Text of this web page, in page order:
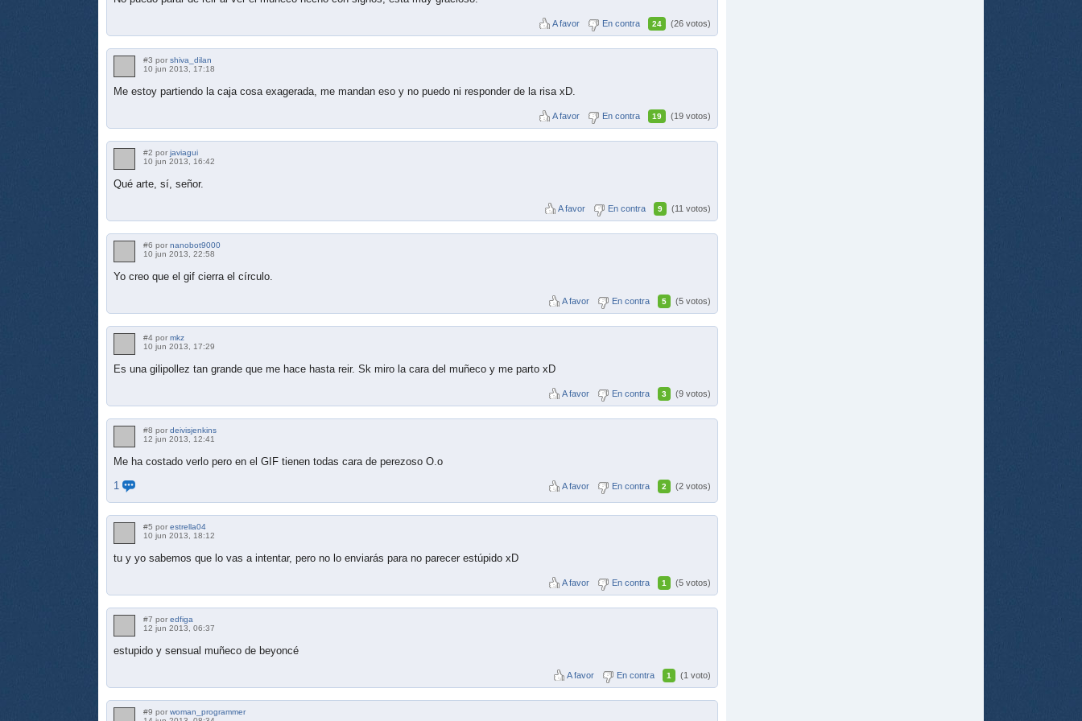
A favor En contra 24 (26 votos)
#3 por shiva_dilan
10 jun 2013, 17:18
Me estoy partiendo la caja cosa exagerada, me mandan eso y no puedo ni responder de la risa xD.
A favor En contra 19 (19 votos)
#2 por javiagui
10 jun 2013, 16:42
Qué arte, sí, señor.
A favor En contra 9 (11 votos)
#6 por nanobot9000
10 jun 2013, 22:58
Yo creo que el gif cierra el círculo.
A favor En contra 5 (5 votos)
#4 por mkz
10 jun 2013, 17:29
Es una gilipollez tan grande que me hace hasta reir. Sk miro la cara del muñeco y me parto xD
A favor En contra 3 (9 votos)
#8 por deivisjenkins
12 jun 2013, 12:41
Me ha costado verlo pero en el GIF tienen todas cara de perezoso O.o
1
A favor En contra 2 (2 votos)
#5 por estrella04
10 jun 2013, 18:12
tu y yo sabemos que lo vas a intentar, pero no lo enviarás para no parecer estúpido xD
A favor En contra 1 (5 votos)
#7 por edfiga
12 jun 2013, 06:37
estupido y sensual muñeco de beyoncé
A favor En contra 1 (1 voto)
#9 por woman_programmer